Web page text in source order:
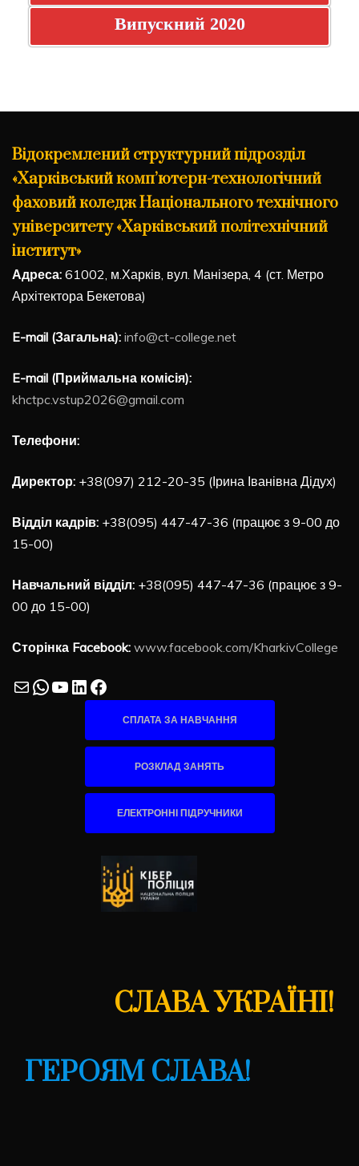
Випускний 2020
Відокремлений структурний підрозділ
«Харківський комп’ютерн-технологічний
фаховий коледж Національного технічного
університету «Харківський політехнічний
інститут»
Адреса: 61002, м.Харків, вул. Манізера, 4 (ст. Метро
Архітектора Бекетова)
E-mail (Загальна): info@ct-college.net
E-mail (Приймальна комісія):
khctpc.vstup2026@gmail.com
Телефони:
Директор: +38(097) 212-20-35 (Ірина Іванівна Дідух)
Відділ кадрів: +38(095) 447-47-36 (працює з 9-00 до
15-00)
Навчальний відділ: +38(095) 447-47-36 (працює з 9-
00 до 15-00)
Сторінка Facebook: www.facebook.com/KharkivCollege
MailWhatsApp
YouTube
LinkedIn
Facebook
СПЛАТА ЗА НАВЧАННЯ
РОЗКЛАД ЗАНЯТЬ
ЕЛЕКТРОННІ ПІДРУЧНИКИ
СЛАВА УКРАЇНІ!
ГЕРОЯМ СЛАВА!